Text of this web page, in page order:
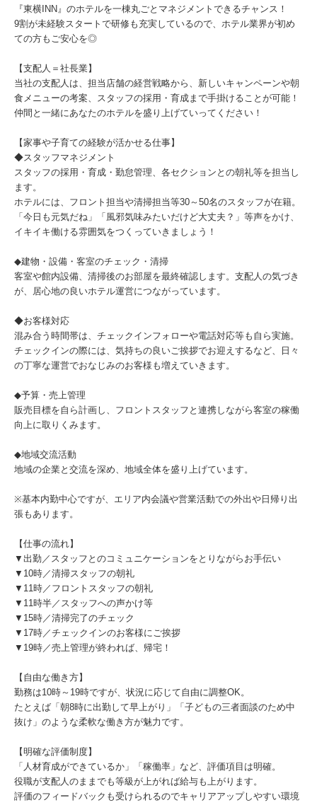
『東横INN』のホテルを一棟丸ごとマネジメントできるチャンス！
9割が未経験スタートで研修も充実しているので、ホテル業界が初め
ての方もご安心を◎
【支配人＝社長業】
当社の支配人は、担当店舗の経営戦略から、新しいキャンペーンや朝
食メニューの考案、スタッフの採用・育成まで手掛けることが可能！
仲間と一緒にあなたのホテルを盛り上げていってください！
【家事や子育ての経験が活かせる仕事】
◆スタッフマネジメント
スタッフの採用・育成・勤怠管理、各セクションとの朝礼等を担当し
ます。
ホテルには、フロント担当や清掃担当等30～50名のスタッフが在籍。
「今日も元気だね」「風邪気味みたいだけど大丈夫？」等声をかけ、
イキイキ働ける雰囲気をつくっていきましょう！
◆建物・設備・客室のチェック・清掃
客室や館内設備、清掃後のお部屋を最終確認します。支配人の気づき
が、居心地の良いホテル運営につながっています。
◆お客様対応
混み合う時間帯は、チェックインフォローや電話対応等も自ら実施。
チェックインの際には、気持ちの良いご挨拶でお迎えするなど、日々
の丁寧な運営でおなじみのお客様も増えていきます。
◆予算・売上管理
販売目標を自ら計画し、フロントスタッフと連携しながら客室の稼働
向上に取りくみます。
◆地域交流活動
地域の企業と交流を深め、地域全体を盛り上げています。
※基本内勤中心ですが、エリア内会議や営業活動での外出や日帰り出
張もあります。
【仕事の流れ】
▼出勤／スタッフとのコミュニケーションをとりながらお手伝い
▼10時／清掃スタッフの朝礼
▼11時／フロントスタッフの朝礼
▼11時半／スタッフへの声かけ等
▼15時／清掃完了のチェック
▼17時／チェックインのお客様にご挨拶
▼19時／売上管理が終われば、帰宅！
【自由な働き方】
勤務は10時～19時ですが、状況に応じて自由に調整OK。
たとえば「朝8時に出勤して早上がり」「子どもの三者面談のため中
抜け」のような柔軟な働き方が魅力です。
【明確な評価制度】
「人材育成ができているか」「稼働率」など、評価項目は明確。
役職が支配人のままでも等級が上がれば給与も上がります。
評価のフィードバックも受けられるのでキャリアアップしやすい環境